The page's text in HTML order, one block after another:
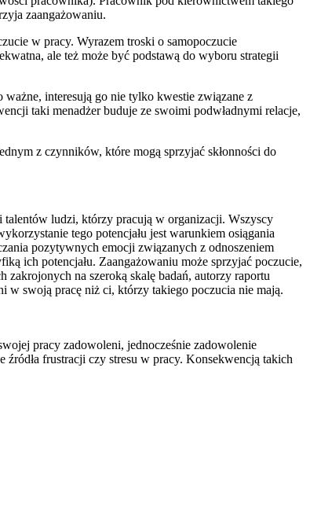
zaangażowaniu.
w pracy. Wyrazem troski o samopoczucie
ale też może być podstawą do wyboru strategii
interesują go nie tylko kwestie związane z
taki menadżer buduje ze swoimi podwładnymi relacje,
z czynników, które mogą sprzyjać skłonności do
talentów ludzi, którzy pracują w organizacji. Wszyscy
tego potencjału jest warunkiem osiągania
pozytywnych emocji związanych z odnoszeniem
ich potencjału. Zaangażowaniu może sprzyjać poczucie,
na szeroką skalę badań, autorzy raportu
w swoją pracę niż ci, którzy takiego poczucia nie mają.
pracy zadowoleni, jednocześnie zadowolenie
frustracji czy stresu w pracy. Konsekwencją takich